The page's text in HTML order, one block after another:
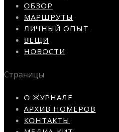
ОБЗОР
МАРШРУТЫ
ЛИЧНЫЙ ОПЫТ
ВЕЩИ
НОВОСТИ
Страницы
О ЖУРНАЛЕ
АРХИВ НОМЕРОВ
КОНТАКТЫ